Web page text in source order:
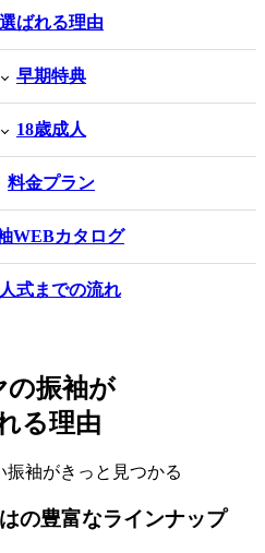
選ばれる理由
早期特典
18歳成人
料金プラン
WEBカタログ
式までの流れ
の振袖が
る理由
振袖がきっと見つかる
の豊富なラインナップ